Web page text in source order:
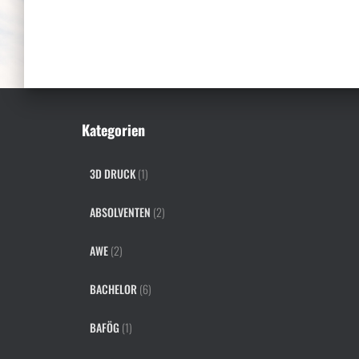
Kategorien
3D DRUCK(1)
ABSOLVENTEN (2)
AWE(2)
BACHELOR (6)
BAFÖG (1)